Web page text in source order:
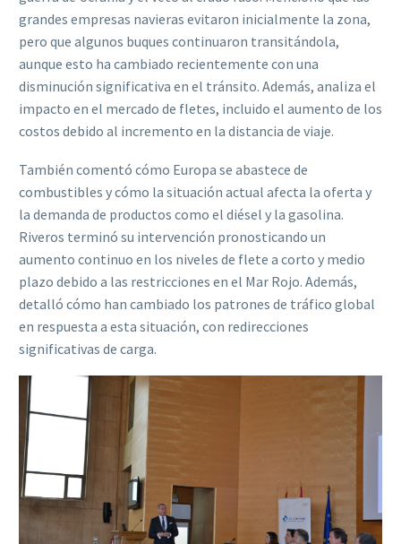
grandes empresas navieras evitaron inicialmente la zona,
pero que algunos buques continuaron transitándola,
aunque esto ha cambiado recientemente con una
disminución significativa en el tránsito. Además, analiza el
impacto en el mercado de fletes, incluido el aumento de los
costos debido al incremento en la distancia de viaje.
También comentó cómo Europa se abastece de
combustibles y cómo la situación actual afecta la oferta y
la demanda de productos como el diésel y la gasolina.
Riveros terminó su intervención pronosticando un
aumento continuo en los niveles de flete a corto y medio
plazo debido a las restricciones en el Mar Rojo. Además,
detalló cómo han cambiado los patrones de tráfico global
en respuesta a esta situación, con redirecciones
significativas de carga.